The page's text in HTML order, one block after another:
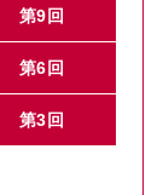
第9回
第6回
第3回